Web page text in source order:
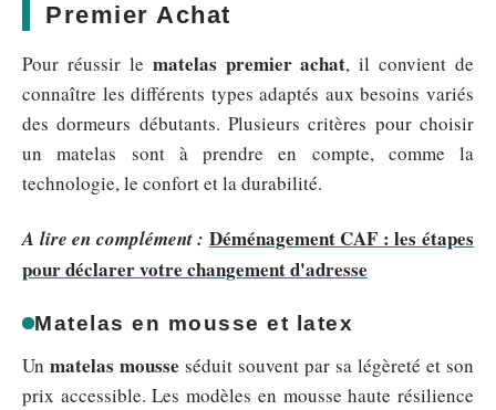
Premier Achat
Pour réussir le matelas premier achat, il convient de
connaître les différents types adaptés aux besoins variés
des dormeurs débutants. Plusieurs critères pour choisir
un matelas sont à prendre en compte, comme la
technologie, le confort et la durabilité.
A lire en complément : Déménagement CAF : les étapes
pour déclarer votre changement d'adresse
Matelas en mousse et latex
Un matelas mousse séduit souvent par sa légèreté et son
prix accessible. Les modèles en mousse haute résilience